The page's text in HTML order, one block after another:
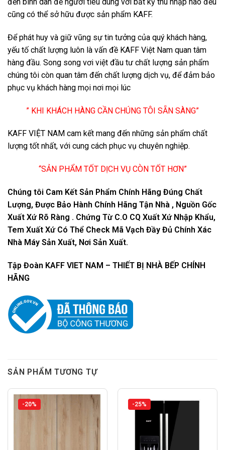
cũng có thể sở hữu được sản phẩm KAFF.
Để phát huy và giữ vũng sự tin tưởng của quý khách hàng,
yếu tố chất lượng luôn là vấn đề KAFF Việt Nam quan tâm
hàng đầu. Song song vơi việt đầu tư chất lượng sản phẩm
chúng tôi còn quan tâm đến chất lượng dịch vụ, để đảm bảo
phục vụ khách hàng mọi nơi mọi lúc
” KHI KHÁCH HÀNG CẦN CHÚNG TÔI SẴN SÀNG”
KAFF VIỆT NAM cam kết mang đến những sản phẩm chất
lượng tốt nhất, với cung cách phục vụ chuyên nghiệp.
“SẢN PHẨM TỐT DỊCH VỤ CÒN TỐT HƠN”
Chúng tôi Cam Kết Sản Phẩm Chính Hãng Đúng Chất
Lượng, Được Bảo Hành Chính Hãng Tận Nhà , Nguồn Gốc
Xuất Xứ Rõ Ràng . Chứng Từ C.O CQ Xuất Xứ Nhập Khẩu,
Tem Xuất Xứ Có Thể Check Mã Vạch Đầy Đủ Chính Xác
Nhà Máy Sản Xuất, Nơi Sản Xuất.
Tập Đoàn KAFF VIET NAM – THIẾT BỊ NHÀ BẾP CHÍNH
HÃNG
SẢN PHẨM TƯƠNG TỰ
-20% -25%